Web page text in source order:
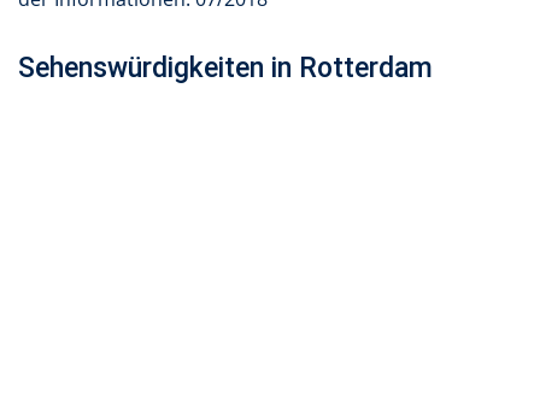
Sehenswürdigkeiten in Rotterdam